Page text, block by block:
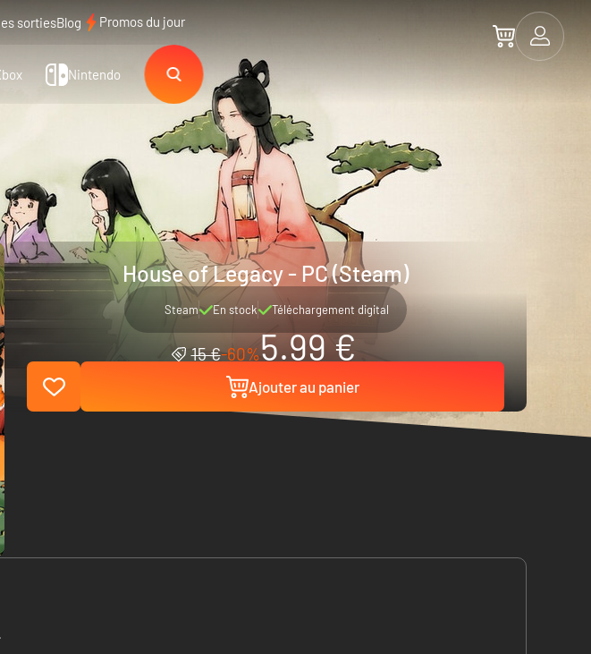
sortiesBlog Promos du jour
Nintendo
House of Legacy - PC (Steam)
Steam En stock Téléchargement digital
15 €-60%5.99 €
Ajouter au panier